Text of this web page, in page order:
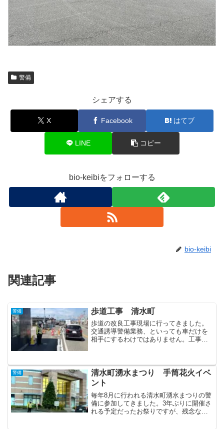
警備
シェアする
X Facebook はてブ
LINE コピー
bio-keibiをフォローする
bio-keibi
関連記事
警備 歩道工事 清水町
歩道の改良工事現場に行ってきました。
交通誘導警備業務、といっても車だけを
相手にするわけではありません。工事に
がほどんどです。本日は6...
警備
清水町湧水まつり 手筒花火イベ
ント
毎年8月に行われる清水町湧水まつりの警
備に参加してきました。3年ぶりに開催さ
れる予定だったお祭りですが、残念なが